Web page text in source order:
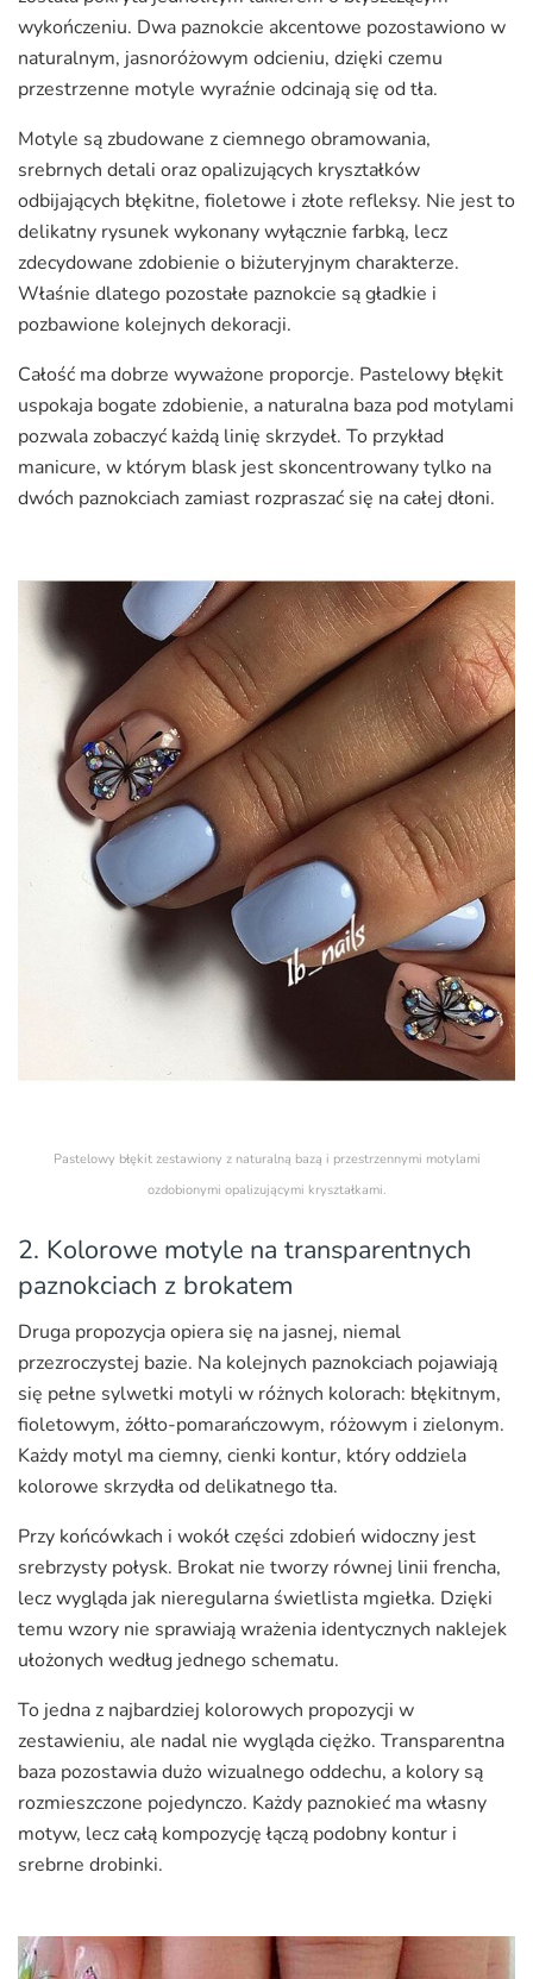
wykończeniu. Dwa paznokcie akcentowe pozostawiono w
naturalnym, jasnoróżowym odcieniu, dzięki czemu
przestrzenne motyle wyraźnie odcinają się od tła.
Motyle są zbudowane z ciemnego obramowania,
srebrnych detali oraz opalizujących kryształków
odbijających błękitne, fioletowe i złote refleksy. Nie jest to
delikatny rysunek wykonany wyłącznie farbką, lecz
zdecydowane zdobienie o biżuteryjnym charakterze.
Właśnie dlatego pozostałe paznokcie są gładkie i
pozbawione kolejnych dekoracji.
Całość ma dobrze wyważone proporcje. Pastelowy błękit
uspokaja bogate zdobienie, a naturalna baza pod motylami
pozwala zobaczyć każdą linię skrzydeł. To przykład
manicure, w którym blask jest skoncentrowany tylko na
dwóch paznokciach zamiast rozpraszać się na całej dłoni.
Pastelowy błękit zestawiony z naturalną bazą i przestrzennymi motylami
ozdobionymi opalizującymi kryształkami.
2. Kolorowe motyle na transparentnych
paznokciach z brokatem
Druga propozycja opiera się na jasnej, niemal
przezroczystej bazie. Na kolejnych paznokciach pojawiają
się pełne sylwetki motyli w różnych kolorach: błękitnym,
fioletowym, żółto-pomarańczowym, różowym i zielonym.
Każdy motyl ma ciemny, cienki kontur, który oddziela
kolorowe skrzydła od delikatnego tła.
Przy końcówkach i wokół części zdobień widoczny jest
srebrzysty połysk. Brokat nie tworzy równej linii frencha,
lecz wygląda jak nieregularna świetlista mgiełka. Dzięki
temu wzory nie sprawiają wrażenia identycznych naklejek
ułożonych według jednego schematu.
To jedna z najbardziej kolorowych propozycji w
zestawieniu, ale nadal nie wygląda ciężko. Transparentna
baza pozostawia dużo wizualnego oddechu, a kolory są
rozmieszczone pojedynczo. Każdy paznokieć ma własny
motyw, lecz całą kompozycję łączą podobny kontur i
srebrne drobinki.